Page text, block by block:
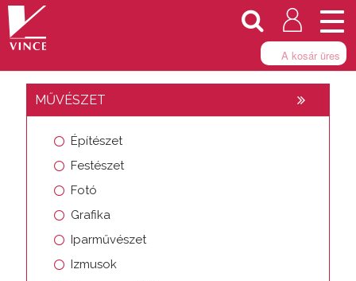
A kosár üres
MŰVÉSZET
Építészet
Festészet
Fotó
Grafika
Iparművészet
Izmusok